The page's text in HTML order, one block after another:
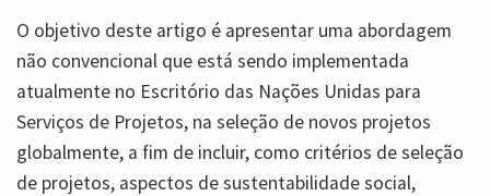
O objetivo deste artigo é apresentar uma abordagem
não convencional que está sendo implementada
atualmente no Escritório das Nações Unidas para
Serviços de Projetos, na seleção de novos projetos
globalmente, a fim de incluir, como critérios de seleção
de projetos, aspectos de sustentabilidade social,